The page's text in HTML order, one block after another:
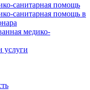
санитарная помощь
санитарная помощь в
медико-
услуги